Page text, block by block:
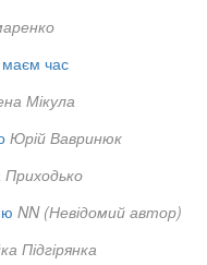
маєм час
Мікула
Юрій Вавринюк
NN (Невідомий автор)
Підгірянка